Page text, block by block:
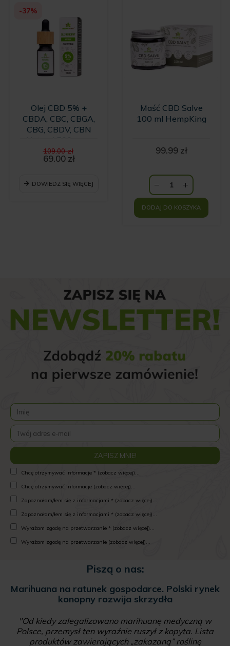
-37%
Olej CBD 5% +
CBDA, CBC, CBGA,
CBG, CBDV, CBN
Natural 500 mg -
10ml
109.00zł
cena
69.00 zł
wynosi:
DOWIEDZ SIĘ WIĘCEJ
Maść CBD Salve
100 ml HempKing
99.99 zł
DODAJ DO KOSZYKA
Chcę otrzymywać informacje * (zobacz więcej)...
Chcę otrzymywać informacje (zobacz więcej)...
Zapoznałam/łem się z informacjami * (zobacz więcej)...
Zapoznałam/łem się z informacjami * (zobacz więcej)...
Wyrażam zgodę na przetwarzanie * (zobacz więcej)...
Wyrażam zgodę na przetwarzanie (zobacz więcej)...
Piszą o nas:
Marihuana na ratunek gospodarce. Polski rynek
konopny rozwija skrzydła
"Od kiedy zalegalizowano marihuanę medyczną w
Polsce, przemysł ten wyraźnie ruszył z kopyta. Lista
produktów zawierających „zakazaną” roślinę